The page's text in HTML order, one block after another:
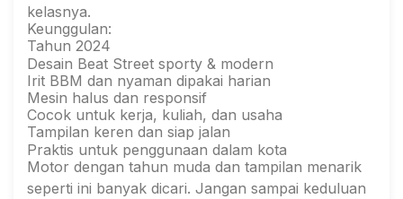
kelasnya.
Keunggulan:
Tahun 2024
Desain Beat Street sporty & modern
Irit BBM dan nyaman dipakai harian
Mesin halus dan responsif
Cocok untuk kerja, kuliah, dan usaha
Tampilan keren dan siap jalan
Praktis untuk penggunaan dalam kota
Motor dengan tahun muda dan tampilan menarik
seperti ini banyak dicari. Jangan sampai keduluan